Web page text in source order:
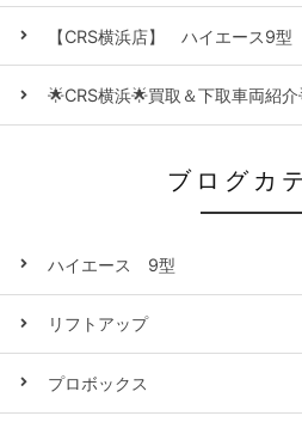
【CRS横浜店】 ハイエース9
🌟CRS横浜🌟買取＆下取車両紹介
ブログカ
ハイエース 9型
リフトアップ
プロボックス